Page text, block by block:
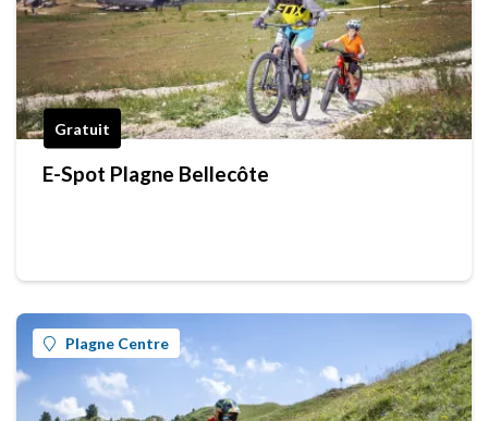
Gratuit
E-Spot Plagne Bellecôte
Plagne Centre